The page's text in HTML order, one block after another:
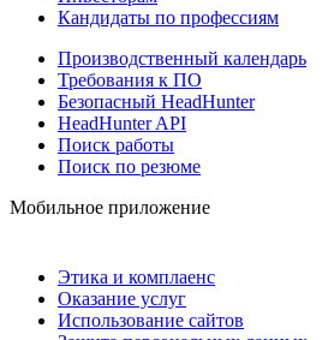
Кандидаты по профессиям
Производственный календарь
Требования к ПО
Безопасный HeadHunter
HeadHunter API
Поиск работы
Поиск по резюме
Мобильное приложение
Этика и комплаенс
Оказание услуг
Использование сайтов